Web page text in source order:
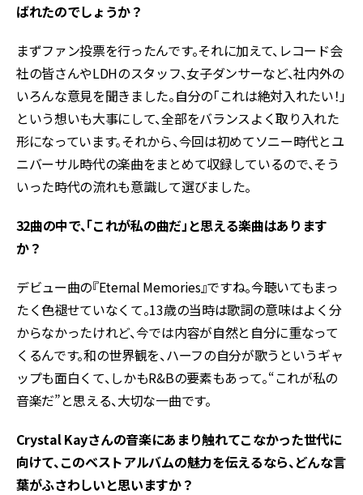
ばれたのでしょうか？
まずファン投票を行ったんです。それに加えて、レコード会
社の皆さんやLDHのスタッフ、女子ダンサーなど、社内外の
いろんな意見を聞きました。自分の「これは絶対入れたい！」
という想いも大事にして、全部をバランスよく取り入れた
形になっています。それから、今回は初めてソニー時代とユ
ニバーサル時代の楽曲をまとめて収録しているので、そう
いった時代の流れも意識して選びました。
――32曲の中で、「これが私の曲だ」と思える楽曲はあります
か？
デビュー曲の『Eternal Memories』ですね。今聴いてもまっ
たく色褪せていなくて。13歳の当時は歌詞の意味はよく分
からなかったけれど、今では内容が自然と自分に重なって
くるんです。和の世界観を、ハーフの自分が歌うというギャ
ップも面白くて、しかもR&Bの要素もあって。“これが私の
音楽だ”と思える、大切な一曲です。
――Crystal Kayさんの音楽にあまり触れてこなかった世代に
向けて、このベストアルバムの魅力を伝えるなら、どんな言
葉がふさわしいと思いますか？